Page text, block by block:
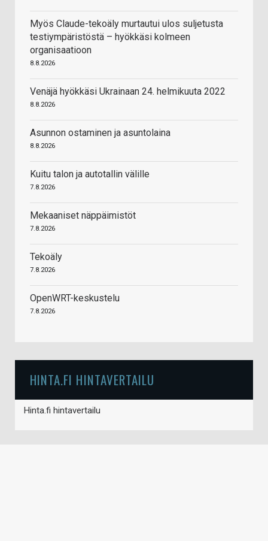
Myös Claude-tekoäly murtautui ulos suljetusta
testiympäristöstä – hyökkäsi kolmeen
organisaatioon
8.8.2026
Venäjä hyökkäsi Ukrainaan 24. helmikuuta 2022
8.8.2026
Asunnon ostaminen ja asuntolaina
8.8.2026
Kuitu talon ja autotallin välille
7.8.2026
Mekaaniset näppäimistöt
7.8.2026
Tekoäly
7.8.2026
OpenWRT-keskustelu
7.8.2026
HINTA.FI HINTAVERTAILU
Hinta.fi hintavertailu